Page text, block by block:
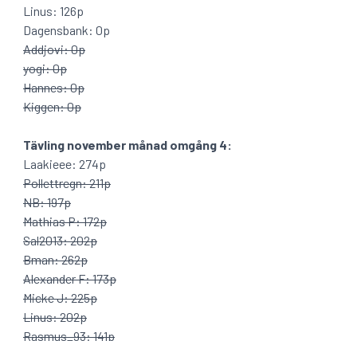
Linus: 126p
Dagensbank: 0p
Addjovi: 0p
yogi: 0p
Hannes: 0p
Kiggen: 0p
Tävling november månad omgång 4:
Laakieee: 274p
Pollettregn: 211p
NB: 197p
Mathias P: 172p
Sal2013: 202p
Bman: 262p
Alexander F: 173p
Micke J: 225p
Linus: 202p
Rasmus_93: 141p